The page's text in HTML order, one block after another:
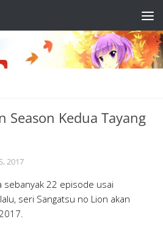
Season Kedua Tayang
2017
22 episode usai
seri Sangatsu no Lion akan